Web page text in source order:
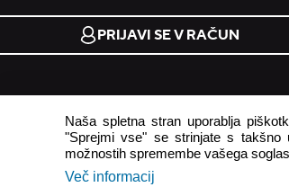
PRIJAVI SE V RAČUN
pogoji uporabe
načini plačila
Naša spletna stran uporablja
"Sprejmi vse" se strinjate s takšno
možnostih spremembe vašega
Več informacij